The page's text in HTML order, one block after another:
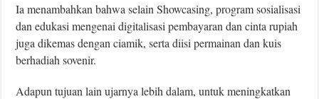
Ia menambahkan bahwa selain Showcasing, program sosialisasi
dan edukasi mengenai digitalisasi pembayaran dan cinta rupiah
juga dikemas dengan ciamik, serta diisi permainan dan kuis
berhadiah sovenir.
Adapun tujuan lain ujarnya lebih dalam, untuk meningkatkan